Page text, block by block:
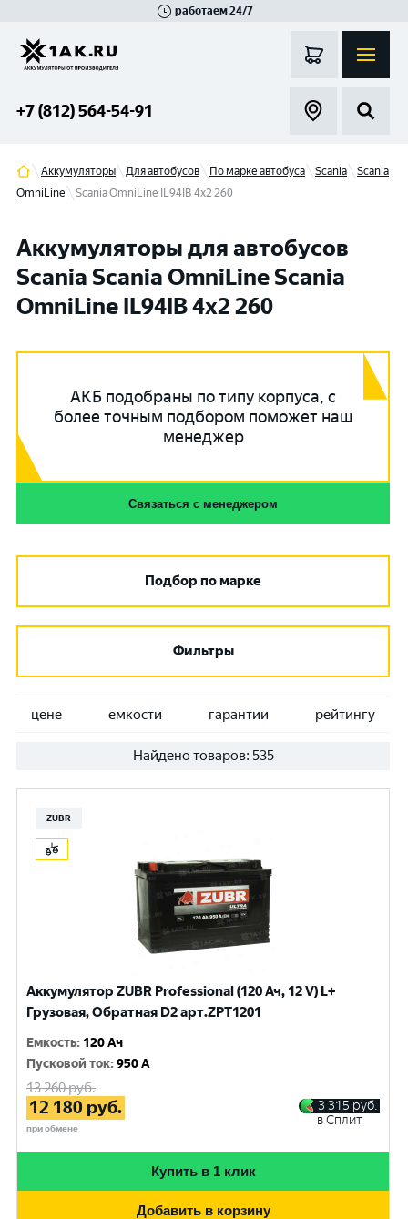
работаем 24/7
+7 (812) 564-54-91
Аккумуляторы Для автобусов По марке автобуса Scania
Scania
OmniLine
Scania OmniLine IL94IB 4x2 260
Аккумуляторы для автобусов
Scania Scania OmniLine Scania
OmniLine IL94IB 4x2 260
АКБ подобраны по типу корпуса, с
более точным подбором поможет наш
менеджер
Связаться с менеджером
Подбор по марке
Фильтры
цене емкости гарантии рейтингу
Найдено товаров: 535
ZUBR
Аккумулятор ZUBR Professional (120 Ач, 12 V) L+
Грузовая, Обратная D2 арт.ZPT1201
Емкость: 120 Ач
Пусковой ток:950 A
13 260руб.
12 180 руб.
при обмене
3 315 руб.
в Сплит
Купить в 1 клик
Добавить в корзину
Гатчина